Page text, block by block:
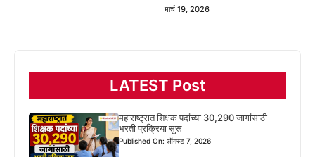
मार्च 19, 2026
LATEST Post
महाराष्ट्रात शिक्षक पदांच्या 30,290 जागांसाठी
भरती प्रक्रिया सुरू
Published On: ऑगस्ट 7, 2026